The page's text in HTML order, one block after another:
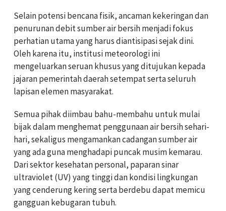
Selain potensi bencana fisik, ancaman kekeringan dan
penurunan debit sumber air bersih menjadi fokus
perhatian utama yang harus diantisipasi sejak dini.
Oleh karena itu, institusi meteorologi ini
mengeluarkan seruan khusus yang ditujukan kepada
jajaran pemerintah daerah setempat serta seluruh
lapisan elemen masyarakat.
Semua pihak diimbau bahu-membahu untuk mulai
bijak dalam menghemat penggunaan air bersih sehari-
hari, sekaligus mengamankan cadangan sumber air
yang ada guna menghadapi puncak musim kemarau.
Dari sektor kesehatan personal, paparan sinar
ultraviolet (UV) yang tinggi dan kondisi lingkungan
yang cenderung kering serta berdebu dapat memicu
gangguan kebugaran tubuh.